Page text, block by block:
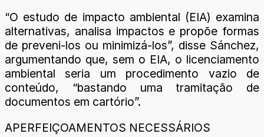
“O estudo de impacto ambiental (EIA) examina
alternativas, analisa impactos e propõe formas
de preveni-los ou minimizá-los”, disse Sánchez,
argumentando que, sem o EIA, o licenciamento
ambiental seria um procedimento vazio de
conteúdo, “bastando uma tramitação de
documentos em cartório”.
APERFEIÇOAMENTOS NECESSÁRIOS